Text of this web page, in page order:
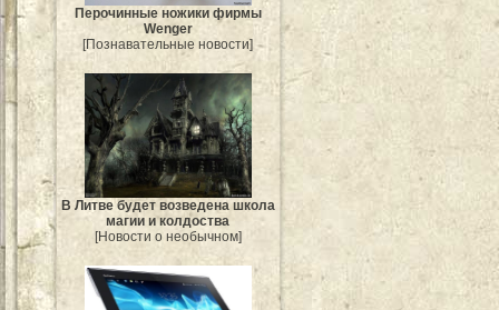
Перочинные ножики фирмы
Wenger
[Познавательные новости]
В Литве будет возведена школа
магии и колдоства
[Новости о необычном]